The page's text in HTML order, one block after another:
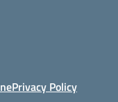
Privacy Policy